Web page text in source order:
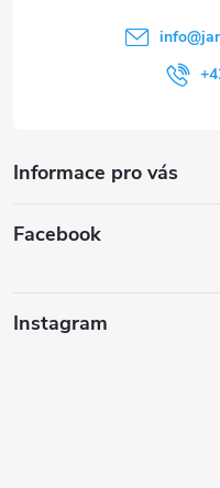
info@
Informace pro vás
Facebook
Instagram